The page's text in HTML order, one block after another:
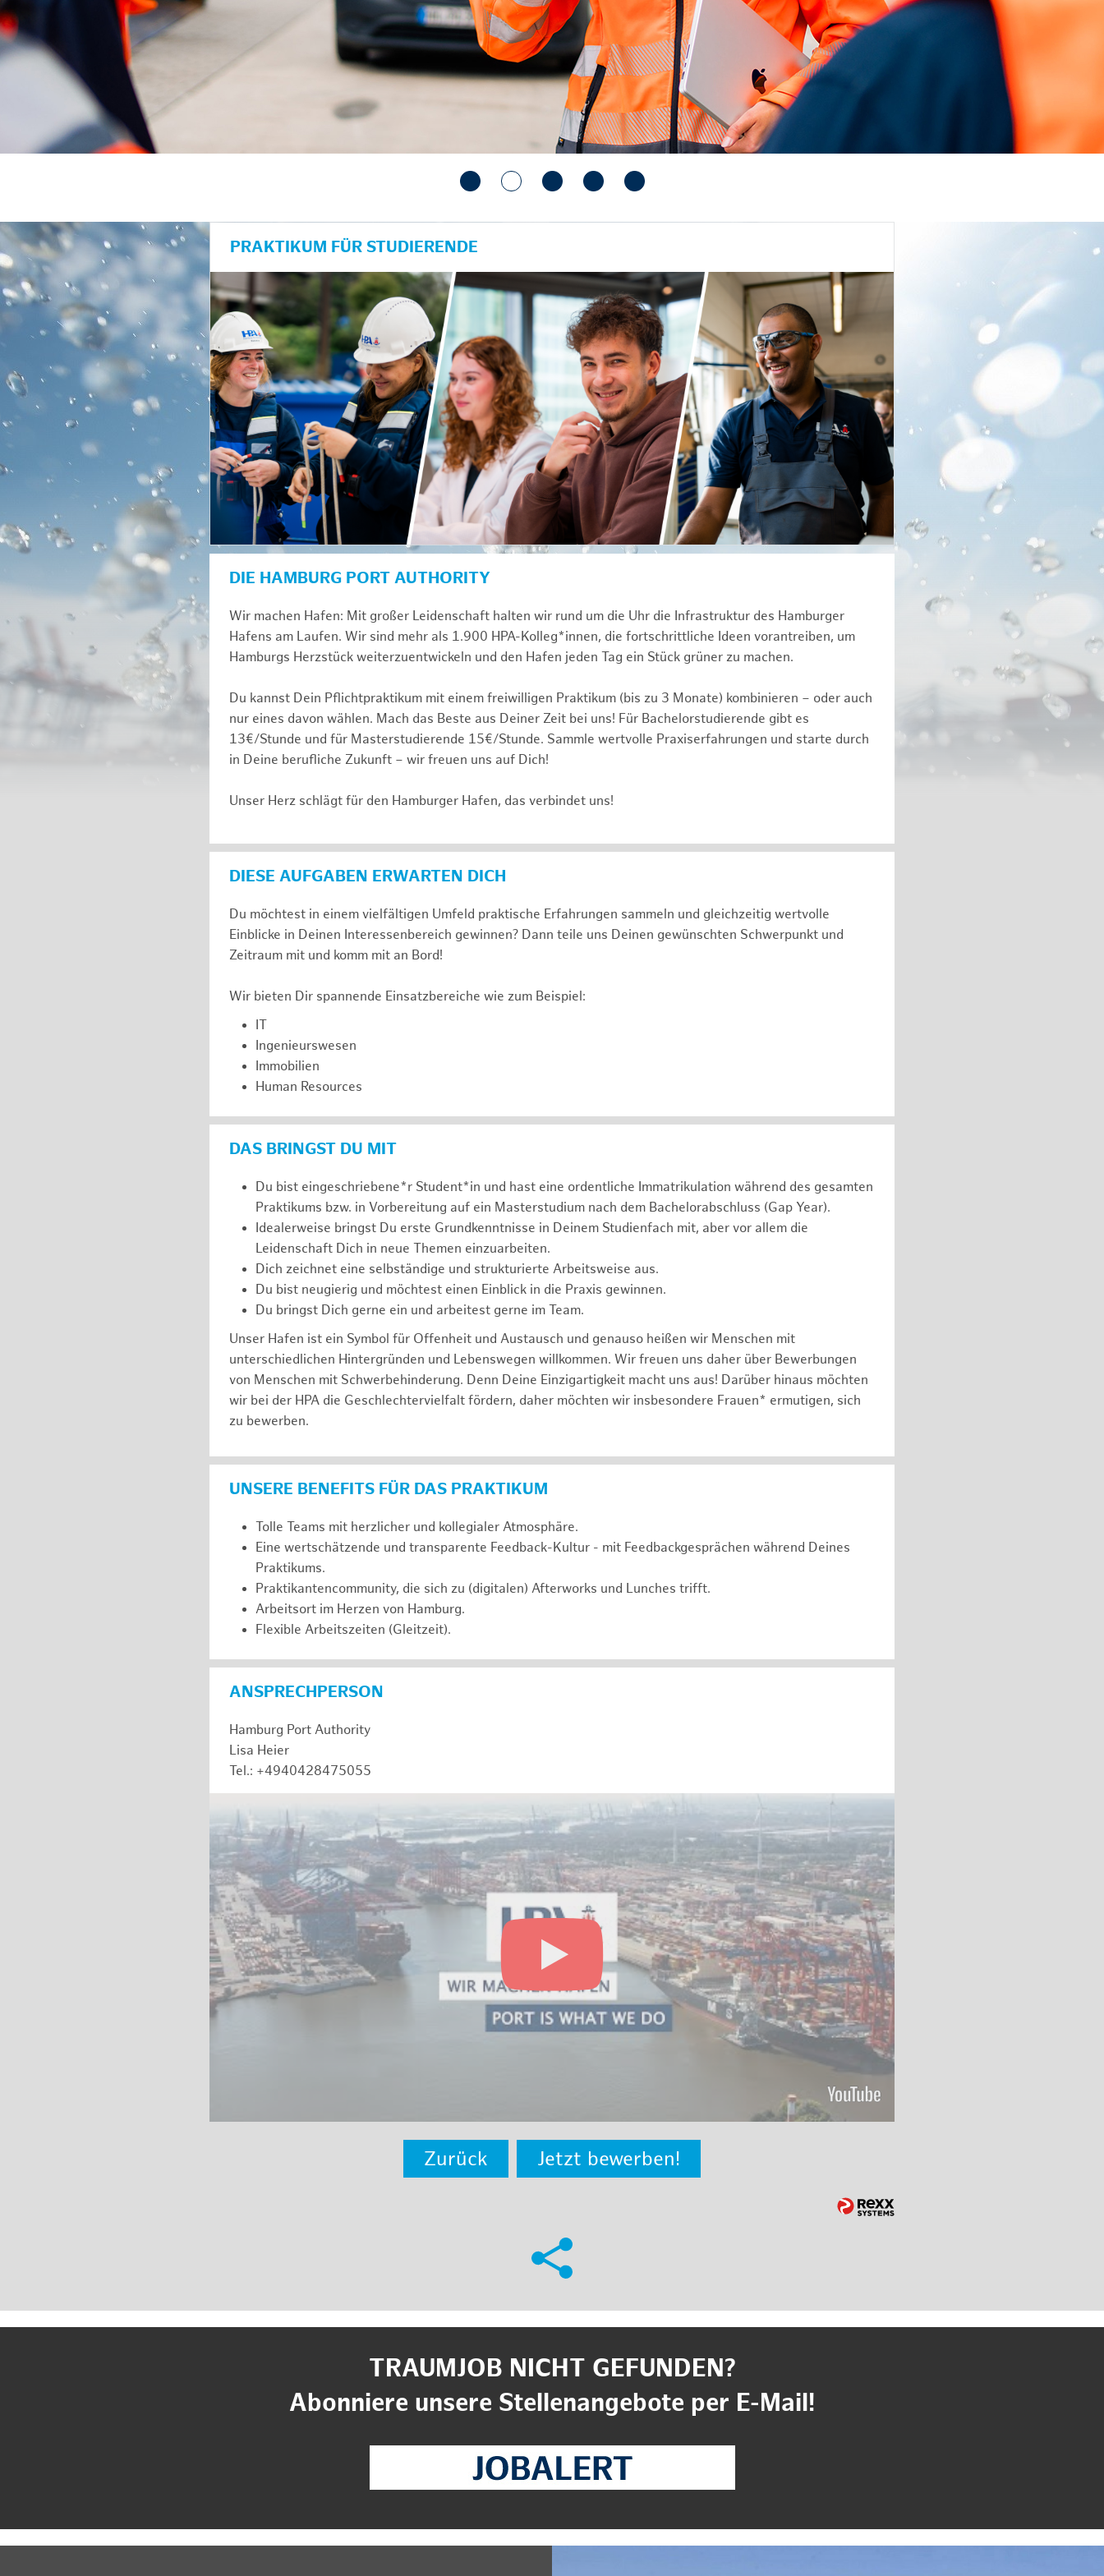
anzeigen/schließen
PRAKTIKUM FÜR STUDIERENDE
DIE HAMBURG PORT AUTHORITY
Wir machen Hafen: Mit großer Leidenschaft halten wir rund um die Uhr die Infrastruktur des Hamburger
Hafens am Laufen. Wir sind mehr als 1.900 HPA-Kolleg*innen, die fortschrittliche Ideen vorantreiben, um
Hamburgs Herzstück weiterzuentwickeln und den Hafen jeden Tag ein Stück grüner zu machen.
Du kannst Dein Pflichtpraktikum mit einem freiwilligen Praktikum (bis zu 3 Monate) kombinieren – oder auch
nur eines davon wählen. Mach das Beste aus Deiner Zeit bei uns! Für Bachelorstudierende gibt es
13€/Stunde und für Masterstudierende 15€/Stunde. Sammle wertvolle Praxiserfahrungen und starte durch
in Deine berufliche Zukunft – wir freuen uns auf Dich!
Unser Herz schlägt für den Hamburger Hafen, das verbindet uns!
DIESE AUFGABEN ERWARTEN DICH
Du möchtest in einem vielfältigen Umfeld praktische Erfahrungen sammeln und gleichzeitig wertvolle
Einblicke in Deinen Interessenbereich gewinnen? Dann teile uns Deinen gewünschten Schwerpunkt und
Zeitraum mit und komm mit an Bord!
Wir bieten Dir spannende Einsatzbereiche wie zum Beispiel:
IT
Ingenieurswesen
Immobilien
Human Resources
DAS BRINGST DU MIT
Du bist eingeschriebene*r Student*in und hast eine ordentliche Immatrikulation während des gesamten
Praktikums bzw. in Vorbereitung auf ein Masterstudium nach dem Bachelorabschluss (Gap Year).
Idealerweise bringst Du erste Grundkenntnisse in Deinem Studienfach mit, aber vor allem die
Leidenschaft Dich in neue Themen einzuarbeiten.
Dich zeichnet eine selbständige und strukturierte Arbeitsweise aus.
Du bist neugierig und möchtest einen Einblick in die Praxis gewinnen.
Du bringst Dich gerne ein und arbeitest gerne im Team.
Unser Hafen ist ein Symbol für Offenheit und Austausch und genauso heißen wir Menschen mit
unterschiedlichen Hintergründen und Lebenswegen willkommen. Wir freuen uns daher über Bewerbungen
von Menschen mit Schwerbehinderung. Denn Deine Einzigartigkeit macht uns aus! Darüber hinaus möchten
wir bei der HPA die Geschlechtervielfalt fördern, daher möchten wir insbesondere Frauen* ermutigen, sich
zu bewerben.
UNSERE BENEFITS FÜR DAS PRAKTIKUM
Tolle Teams mit herzlicher und kollegialer Atmosphäre.
Eine wertschätzende und transparente Feedback-Kultur - mit Feedbackgesprächen während Deines
Praktikums.
Praktikantencommunity, die sich zu (digitalen) Afterworks und Lunches trifft.
Arbeitsort im Herzen von Hamburg.
Flexible Arbeitszeiten (Gleitzeit).
ANSPRECHPERSON
Hamburg Port Authority
Lisa Heier
Tel.: +4940428475055
Zurück Jetzt bewerben!
TRAUMJOB NICHT GEFUNDEN?
Abonniere unsere Stellenangebote per E-Mail!